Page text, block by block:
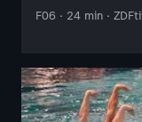
F06 · 24 min ·